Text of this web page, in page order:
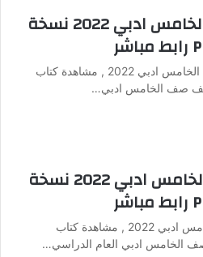
كتاب الفلسفة صف الخامس ادبي 2022 نسخة
تحميل كتاب الفلسفة صف صف الخامس ادبي 2022 , مشاهدة كتاب
كتاب الحاسوب صف الخامس ادبي 2022 نسخة
تحميل كتاب الحاسوب صف الخامس ادبي 2022 , مشاهدة كتاب